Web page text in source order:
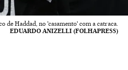
de Haddad, no 'casamento' com a catraca.
EDUARDO ANIZELLI (FOLHAPRESS)